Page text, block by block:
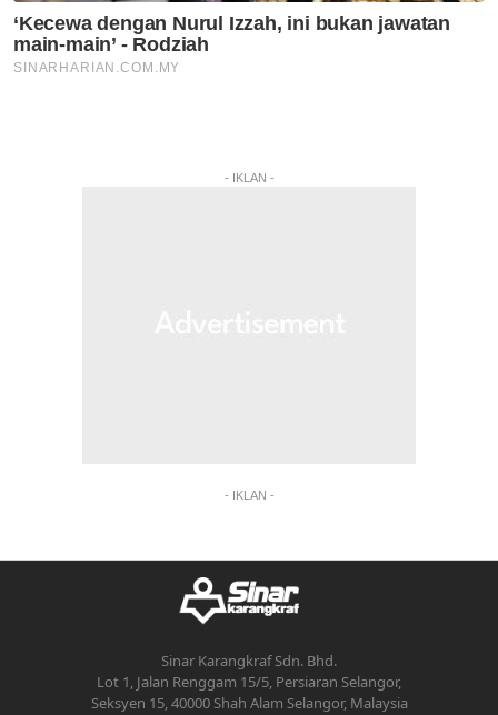
- IKLAN -
- IKLAN -
Sinar Karangkraf Sdn. Bhd.
Lot 1, Jalan Renggam 15/5, Persiaran Selangor,
Seksyen 15, 40000 Shah Alam Selangor, Malaysia